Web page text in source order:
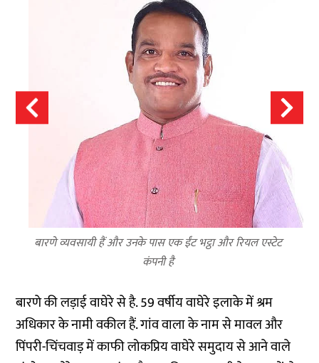
बारणे व्यवसायी हैं और उनके पास एक ईंट भट्ठा और रियल एस्टेट
कंपनी है
बारणे की लड़ाई वाघेरे से है. 59 वर्षीय वाघेरे इलाके में श्रम
अधिकार के नामी वकील हैं. गांव वाला के नाम से मावल और
पिंपरी-चिंचवाड़ में काफी लोकप्रिय वाघेरे समुदाय से आने वाले